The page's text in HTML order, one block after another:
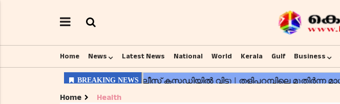
Home News Latest News National World Kerala Gulf Business
Home Health